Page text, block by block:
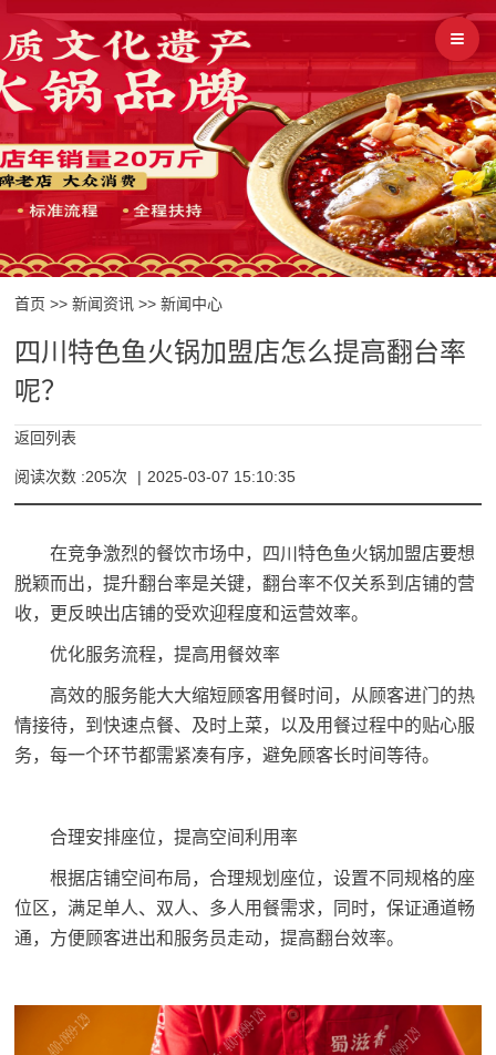
首页 >>新闻资讯 >>新闻中心
四川特色鱼火锅加盟店怎么提高翻台率
呢？
返回列表
阅读次数 :205次 | 2025-03-07 15:10:35
在竞争激烈的餐饮市场中， 四川特色鱼火锅加盟店要想
脱颖而出，提升翻台率是关键，翻台率不仅关系到店铺的营
收，更反映出店铺的受欢迎程度和运营效率。
优化服务流程，提高用餐效率
高效的服务能大大缩短顾客用餐时间，从顾客进门的热
情接待，到快速点餐、及时上菜，以及用餐过程中的贴心服
务，每一个环节都需紧凑有序，避免顾客长时间等待。
合理安排座位，提高空间利用率
根据店铺空间布局，合理规划座位，设置不同规格的座
位区，满足单人、双人、多人用餐需求，同时，保证通道畅
通，方便顾客进出和服务员走动，提高翻台效率。